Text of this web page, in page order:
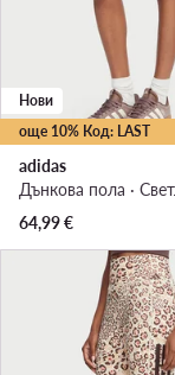
още 10% Код: LAST
Нови
adidas
64,99€